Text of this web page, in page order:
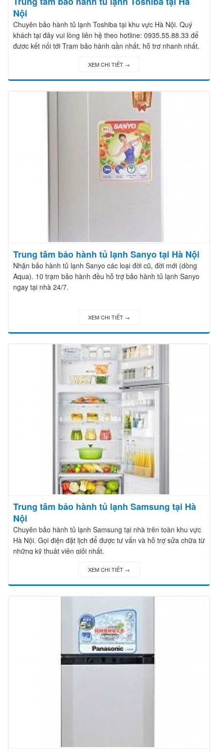
Nội
Chuyên bảo hành tủ lạnh Toshiba tại khu vực Hà Nội. Quý
khách tại đây vui lòng liên hệ theo hotline: 0935.55.88.33 để
được kết nối tới Trạm bảo hành gần nhất, hỗ trợ nhanh nhất.
XEM CHI TIẾT →
Trung tâm bảo hành tủ lạnh Sanyo tại Hà Nội
Nhận bảo hành tủ lạnh Sanyo các loại đời cũ, đời mới (dòng
Aqua). 10 trạm bảo hành đều hỗ trợ bảo hành tủ lạnh Sanyo
ngay tại nhà 24/7.
XEM CHI TIẾT →
Trung tâm bảo hành tủ lạnh Samsung tại Hà
Nội
Chuyên bảo hành tủ lạnh Samsung tại nhà trên toàn khu vực
Hà Nội. Gọi điện đặt lịch để được tư vấn và hỗ trợ sửa chữa từ
những kỹ thuật viên giỏi nhất.
XEM CHI TIẾT →